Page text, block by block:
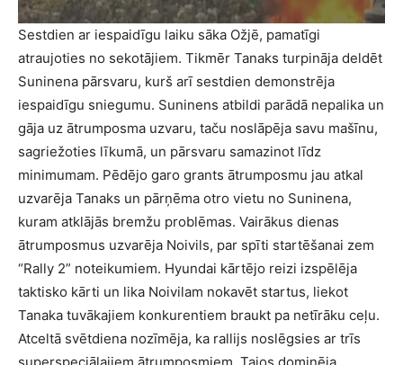
Sestdien ar iespaidīgu laiku sāka Ožjē, pamatīgi
atraujoties no sekotājiem. Tikmēr Tanaks turpināja deldēt
Suninena pārsvaru, kurš arī sestdien demonstrēja
iespaidīgu sniegumu. Suninens atbildi parādā nepalika un
gāja uz ātrumposma uzvaru, taču noslāpēja savu mašīnu,
sagriežoties līkumā, un pārsvaru samazinot līdz
minimumam. Pēdējo garo grants ātrumposmu jau atkal
uzvarēja Tanaks un pārņēma otro vietu no Suninena,
kuram atklājās bremžu problēmas. Vairākus dienas
ātrumposmus uzvarēja Noivils, par spīti startēšanai zem
“Rally 2” noteikumiem. Hyundai kārtējo reizi izspēlēja
taktisko kārti un lika Noivilam nokavēt startus, liekot
Tanaka tuvākajiem konkurentiem braukt pa netīrāku ceļu.
Atceltā svētdiena nozīmēja, ka rallijs noslēgsies ar trīs
superspeciālajiem ātrumposmiem. Tajos dominēja